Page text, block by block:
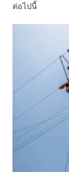
ต่อไปนี้